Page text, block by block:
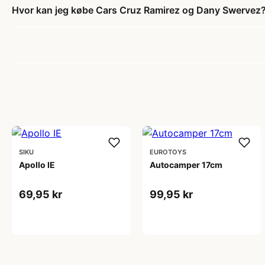
Hvor kan jeg købe Cars Cruz Ramirez og Dany
SIKU
Apollo IE
69,95 kr
EUROTOYS
Autocamper 17cm
99,95 kr